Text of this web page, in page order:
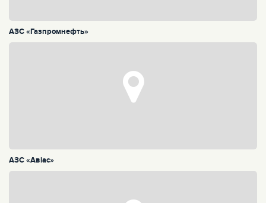
АЗС «Газпромнефть»
АЗС «Авiас»